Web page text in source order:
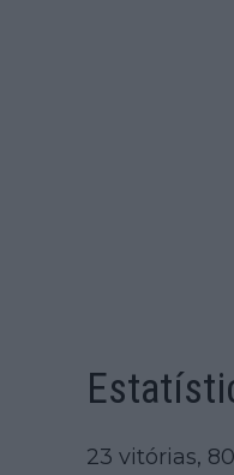
23 vitórias,